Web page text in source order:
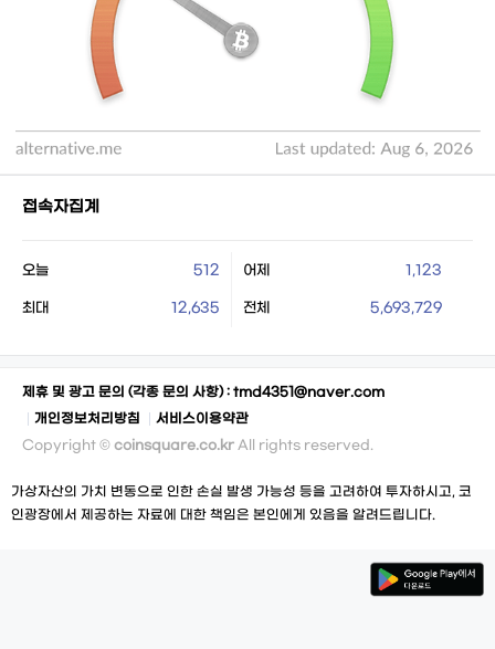
접속자집계
오늘 512 어제 1,123
최대 12,635 전체 5,693,729
제휴 및 광고 문의 (각종 문의 사항) : tmd4351@naver.com
개인정보처리방침
서비스이용약관
Copyright © coinsquare.co.kr All rights reserved.
가상자산의 가치 변동으로 인한 손실 발생 가능성 등을 고려하여 투자하시고, 코
인광장에서 제공하는 자료에 대한 책임은 본인에게 있음을 알려드립니다.